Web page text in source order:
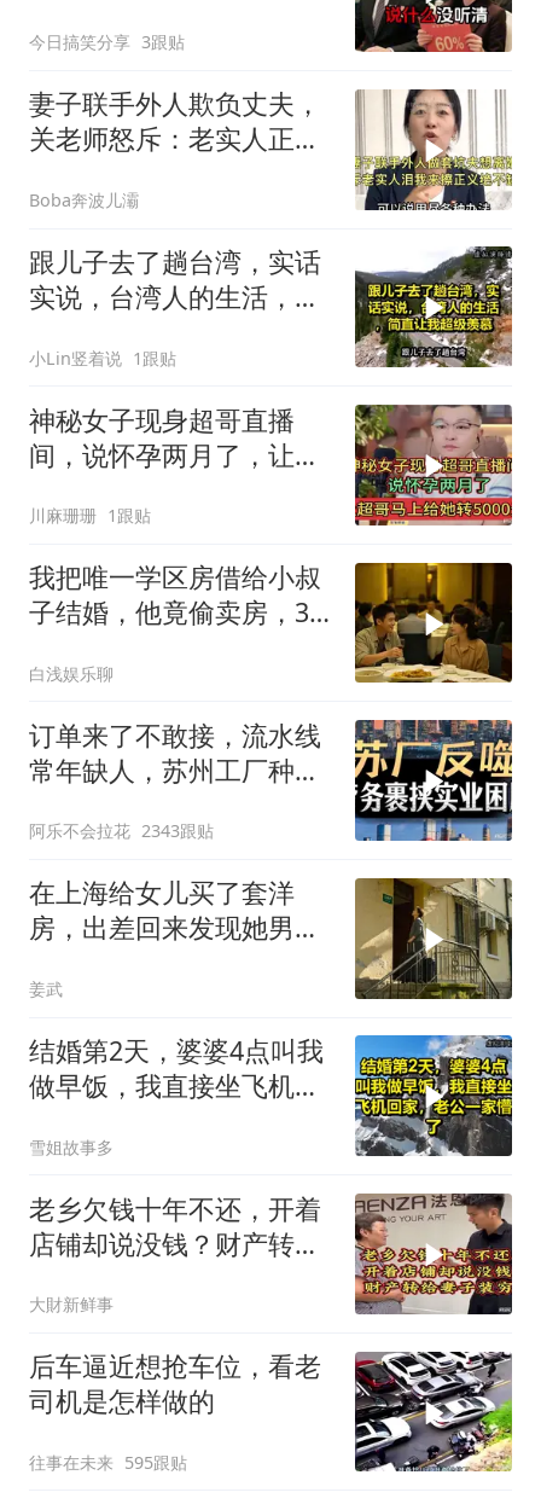
给他当
今日搞笑分享 3跟贴
妻子联手外人欺负丈夫，
关老师怒斥：老实人正义
Boba奔波儿灞
跟儿子去了趟台湾，实话
实说，台湾人的生活，简
小Lin竖着说 1跟贴
神秘女子现身超哥直播
间，说怀孕两月了，让超
川麻珊珊 1跟贴
我把唯一学区房借给小叔
子结婚，他竟偷卖房，3
白浅娱乐聊
订单来了不敢接，流水线
常年缺人，苏州工厂种下
阿乐不会拉花 2343跟贴
在上海给女儿买了套洋
房，出差回来发现她男友
姜武
结婚第2天，婆婆4点叫我
做早饭，我直接坐飞机回
雪姐故事多
老乡欠钱十年不还，开着
店铺却说没钱？财产转给
大財新鲜事
后车逼近想抢车位，看老
司机是怎样做的
往事在未来 595跟贴